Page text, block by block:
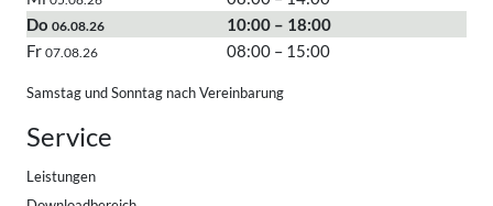
Do 06.08.26
10:00 – 18:00
Fr 07.08.26 08:00 – 15:00
Samstag und Sonntag nach Vereinbarung
Service
Leistungen